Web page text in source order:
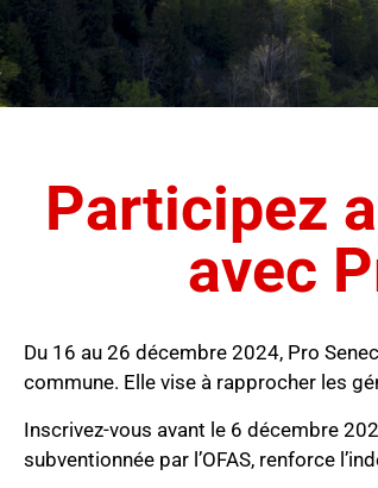
Participez
avec
Du 16 au 26 décembre 2024, Pro
commune. Elle vise à rapprocher les
Inscrivez-vous avant le 6 décembre
subventionnée par l’OFAS, renforce